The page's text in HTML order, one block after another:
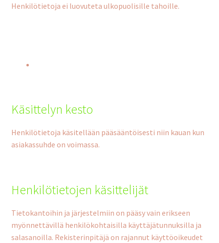
Henkilötietoja ei luovuteta ulkopuolisille tahoille.
Käsittelyn kesto
Henkilötietoja käsitellään pääsääntöisesti niin kauan kun
asiakassuhde on voimassa.
Henkilötietojen käsittelijät
Tietokantoihin ja järjestelmiin on pääsy vain erikseen
myönnettävillä henkilökohtaisilla käyttäjätunnuksilla ja
salasanoilla. Rekisterinpitäjä on rajannut käyttöoikeudet